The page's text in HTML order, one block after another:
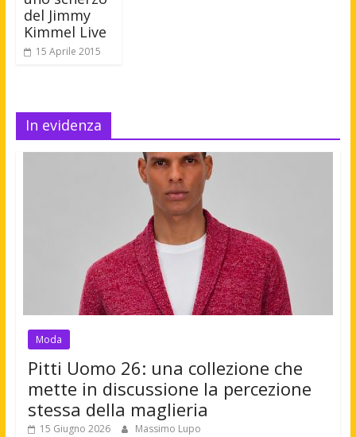
del Jimmy
Kimmel Live
15 Aprile 2015
In evidenza
Moda
Pitti Uomo 26: una collezione che
mette in discussione la percezione
stessa della maglieria
15 Giugno 2026 Massimo Lupo